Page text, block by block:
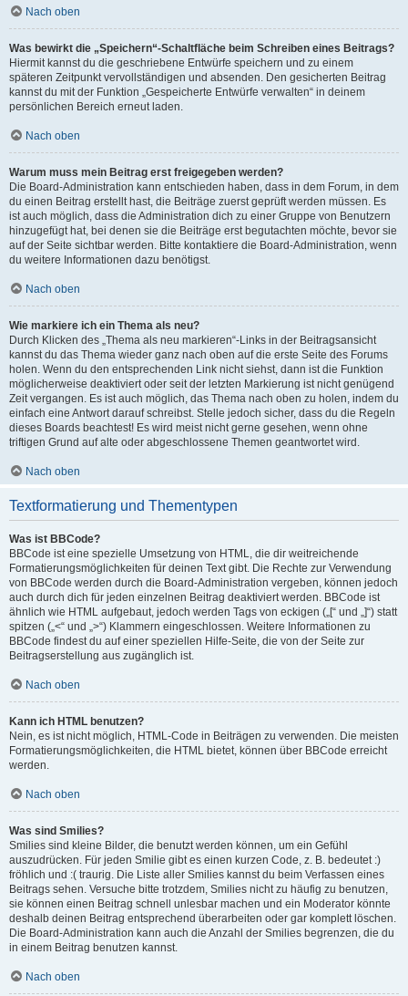
Nach oben
Was bewirkt die „Speichern“-Schaltfläche beim Schreiben eines Beitrags?
Hiermit kannst du die geschriebene Entwürfe speichern und zu einem
späteren Zeitpunkt vervollständigen und absenden. Den gesicherten Beitrag
kannst du mit der Funktion „Gespeicherte Entwürfe verwalten“ in deinem
persönlichen Bereich erneut laden.
Nach oben
Warum muss mein Beitrag erst freigegeben werden?
Die Board-Administration kann entschieden haben, dass in dem Forum, in dem
du einen Beitrag erstellt hast, die Beiträge zuerst geprüft werden müssen. Es
ist auch möglich, dass die Administration dich zu einer Gruppe von Benutzern
hinzugefügt hat, bei denen sie die Beiträge erst begutachten möchte, bevor sie
auf der Seite sichtbar werden. Bitte kontaktiere die Board-Administration, wenn
du weitere Informationen dazu benötigst.
Nach oben
Wie markiere ich ein Thema als neu?
Durch Klicken des „Thema als neu markieren“-Links in der Beitragsansicht
kannst du das Thema wieder ganz nach oben auf die erste Seite des Forums
holen. Wenn du den entsprechenden Link nicht siehst, dann ist die Funktion
möglicherweise deaktiviert oder seit der letzten Markierung ist nicht genügend
Zeit vergangen. Es ist auch möglich, das Thema nach oben zu holen, indem du
einfach eine Antwort darauf schreibst. Stelle jedoch sicher, dass du die Regeln
dieses Boards beachtest! Es wird meist nicht gerne gesehen, wenn ohne
triftigen Grund auf alte oder abgeschlossene Themen geantwortet wird.
Nach oben
Textformatierung und Thementypen
Was ist BBCode?
BBCode ist eine spezielle Umsetzung von HTML, die dir weitreichende
Formatierungsmöglichkeiten für deinen Text gibt. Die Rechte zur Verwendung
von BBCode werden durch die Board-Administration vergeben, können jedoch
auch durch dich für jeden einzelnen Beitrag deaktiviert werden. BBCode ist
ähnlich wie HTML aufgebaut, jedoch werden Tags von eckigen („[“ und „]“) statt
spitzen („<“ und „>“) Klammern eingeschlossen. Weitere Informationen zu
BBCode findest du auf einer speziellen Hilfe-Seite, die von der Seite zur
Beitragserstellung aus zugänglich ist.
Nach oben
Kann ich HTML benutzen?
Nein, es ist nicht möglich, HTML-Code in Beiträgen zu verwenden. Die meisten
Formatierungsmöglichkeiten, die HTML bietet, können über BBCode erreicht
werden.
Nach oben
Was sind Smilies?
Smilies sind kleine Bilder, die benutzt werden können, um ein Gefühl
auszudrücken. Für jeden Smilie gibt es einen kurzen Code, z. B. bedeutet :)
fröhlich und :( traurig. Die Liste aller Smilies kannst du beim Verfassen eines
Beitrags sehen. Versuche bitte trotzdem, Smilies nicht zu häufig zu benutzen,
sie können einen Beitrag schnell unlesbar machen und ein Moderator könnte
deshalb deinen Beitrag entsprechend überarbeiten oder gar komplett löschen.
Die Board-Administration kann auch die Anzahl der Smilies begrenzen, die du
in einem Beitrag benutzen kannst.
Nach oben